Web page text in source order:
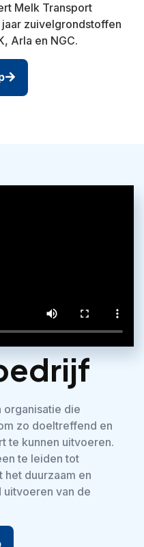
Melk Transport
zuivelgrondstoffen
Arla en NGC.
organisatie die
zo doeltreffend en
te kunnen uitvoeren.
te leiden tot
het duurzaam en
van de